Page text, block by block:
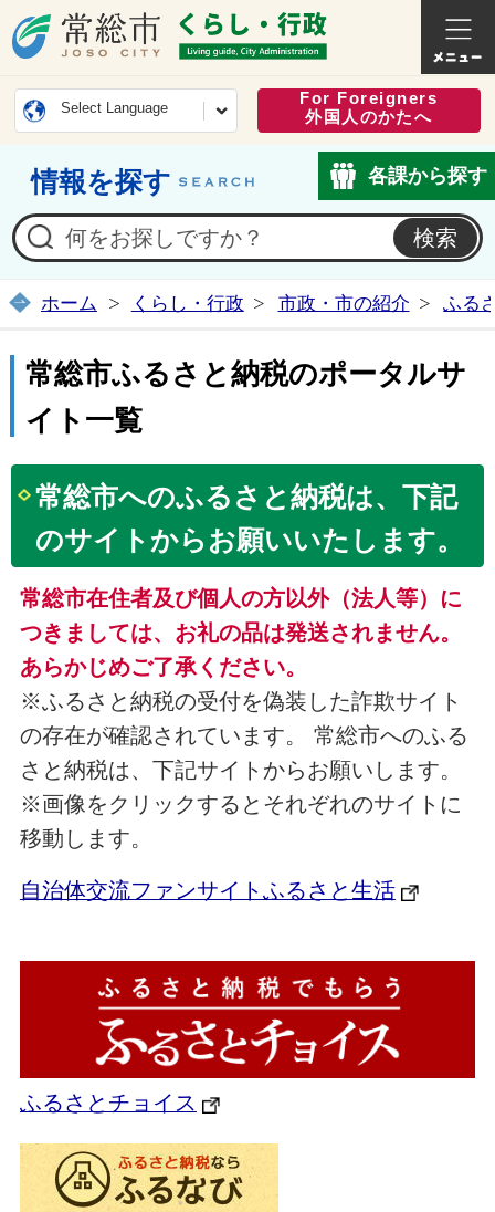
常総市公式ホームページ
くらし
Select Language
For Foreigners
外国人のかたへ
情報を探す 各課から探す
ホーム くらし・行政 市政・市の紹介 ふる
常総市ふるさと納税のポータルサ
イト一覧
常総市へのふるさと納税は、下記
のサイトからお願いいたします。
常総市在住者及び個人の方以外（法人等）に
つきましては、お礼の品は発送されません。
あらかじめご了承ください。
※ふるさと納税の受付を偽装した詐欺サイト
の存在が確認されています。 常総市へのふる
さと納税は、下記サイトからお願いします。
※画像をクリックするとそれぞれのサイトに
移動します。
自治体交流ファンサイトふるさと生活
ふるさとチョイス